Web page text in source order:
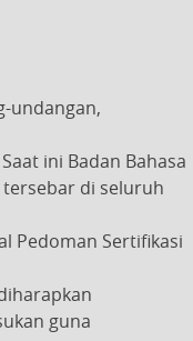
undangan,
ini Badan Bahasa
di seluruh
Pedoman Sertifikasi
guna